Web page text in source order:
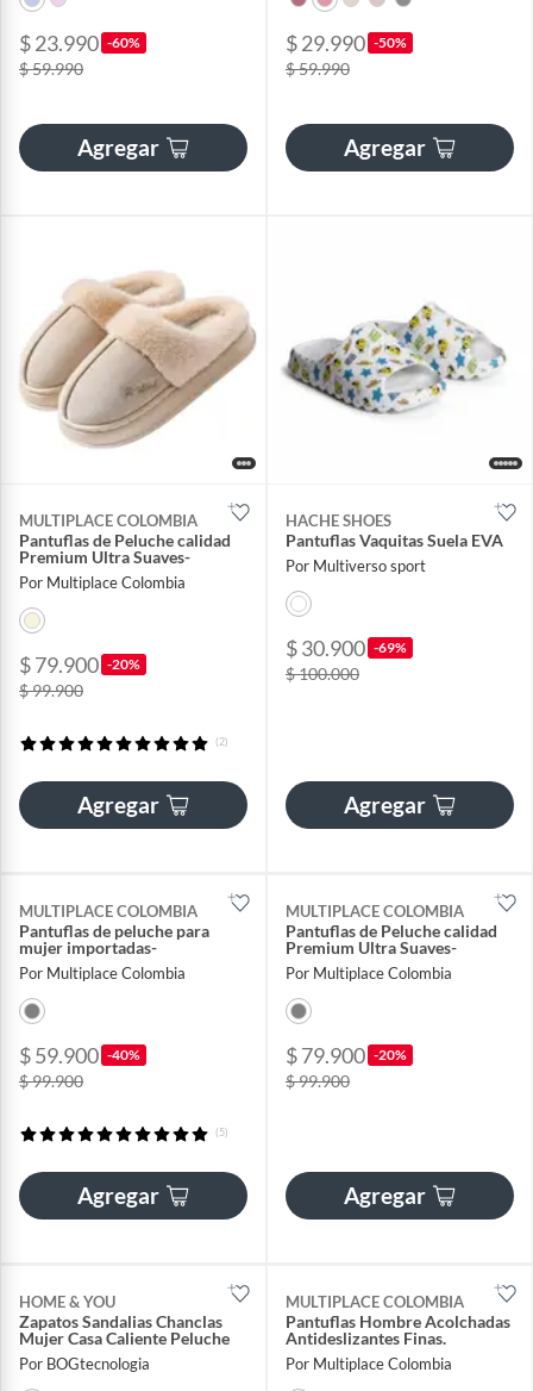
$ 23.990 -60%
$ 59.990
Agregar
$ 29.990 -50%
$ 59.990
Agregar
MULTIPLACE COLOMBIA
Pantuflas de Peluche calidad
Premium Ultra Suaves-
Por Multiplace Colombia
$ 79.900 -20%
$ 99.900
(2)
Agregar
HACHE SHOES
Pantuflas Vaquitas Suela EVA
Por Multiverso sport
$ 30.900 -69%
$ 100.000
Agregar
MULTIPLACE COLOMBIA
Pantuflas de peluche para
mujer importadas-
Por Multiplace Colombia
$ 59.900 -40%
$ 99.900
(5)
Agregar
MULTIPLACE COLOMBIA
Pantuflas de Peluche calidad
Premium Ultra Suaves-
Por Multiplace Colombia
$ 79.900 -20%
$ 99.900
Agregar
HOME & YOU
Zapatos Sandalias Chanclas
Mujer Casa Caliente Peluche
Por BOGtecnologia
MULTIPLACE COLOMBIA
Pantuflas Hombre Acolchadas
Antideslizantes Finas.
Por Multiplace Colombia